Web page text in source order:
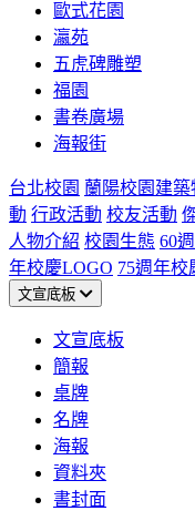
歐式花園
瀛苑
五虎碑雕塑
福園
書卷廣場
海報街
台北校園 蘭陽校園建築
動 行政活動 校友活動
人物介紹 校園生態 60
年校慶LOGO 75週年校
文宣底板
文宣底板
簡報
桌牌
名牌
海報
資料夾
書封面